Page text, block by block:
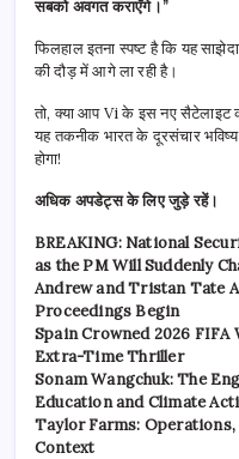
सबको अवगत कराएँगे।”
फिलहाल इतना स्पष्ट है कि यह
की दौड़ में आगे ला रही है।
तो, क्या आप Vi के इस नए सैटेलाइट
यह तकनीक भारत के दूरसंचार
होगा!
अधिक अपडेट्स के लिए जुड़े रहें।
BREAKING: National
as the PM Will Suddenly
Andrew and Tristan Tate
Proceedings Begin
Spain Crowned 2026
Extra-Time Thriller
Sonam Wangchuk: The
Education and Climate
Taylor Farms:
Context